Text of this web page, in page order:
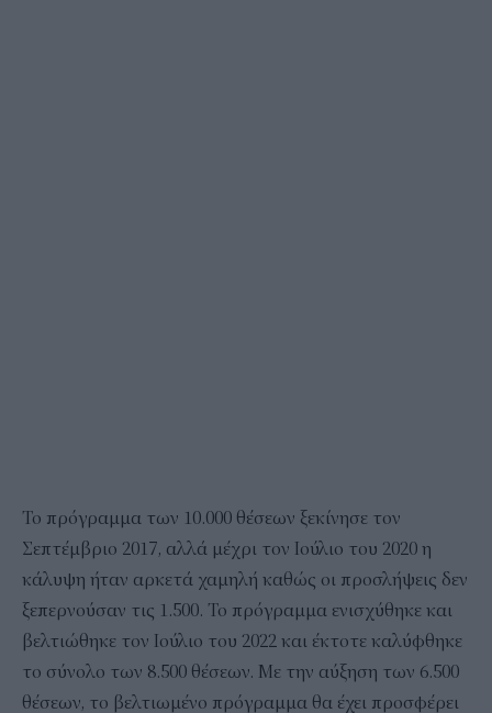
Το πρόγραμμα των 10.000 θέσεων ξεκίνησε τον
Σεπτέμβριο 2017, αλλά μέχρι τον Ιούλιο του 2020 η
κάλυψη ήταν αρκετά χαμηλή καθώς οι προσλήψεις δεν
ξεπερνούσαν τις 1.500. Το πρόγραμμα ενισχύθηκε και
βελτιώθηκε τον Ιούλιο του 2022 και έκτοτε καλύφθηκε
το σύνολο των 8.500 θέσεων. Με την αύξηση των 6.500
θέσεων, το βελτιωμένο πρόγραμμα θα έχει προσφέρει